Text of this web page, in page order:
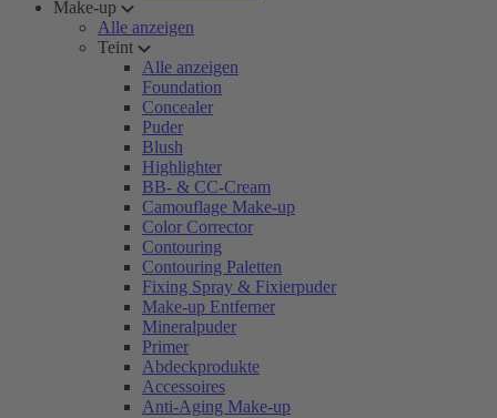
Make-up
Alle anzeigen
Teint
Alle anzeigen
Foundation
Concealer
Puder
Blush
Highlighter
BB- & CC-Cream
Camouflage Make-up
Color Corrector
Contouring
Contouring Paletten
Fixing Spray & Fixierpuder
Make-up Entferner
Mineralpuder
Primer
Abdeckprodukte
Accessoires
Anti-Aging Make-up